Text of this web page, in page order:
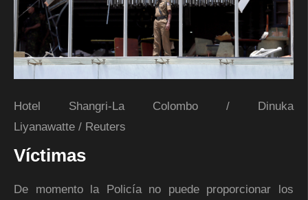
Hotel Shangri-La Colombo / Dinuka
Liyanawatte / Reuters
Víctimas
De momento la Policía no puede proporcionar los